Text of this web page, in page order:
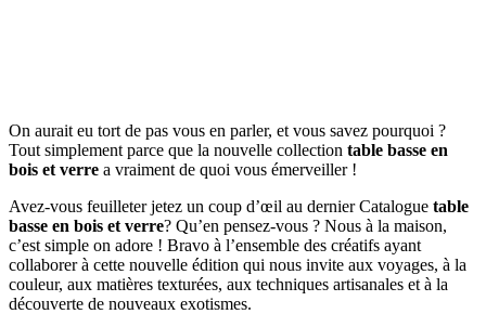
On aurait eu tort de pas vous en parler, et vous savez pourquoi ?
Tout simplement parce que la nouvelle collection table basse en
bois et verre a vraiment de quoi vous émerveiller !
Avez-vous feuilleter jetez un coup d’œil au dernier Catalogue table
basse en bois et verre? Qu’en pensez-vous ? Nous à la maison,
c’est simple on adore ! Bravo à l’ensemble des créatifs ayant
collaborer à cette nouvelle édition qui nous invite aux voyages, à la
couleur, aux matières texturées, aux techniques artisanales et à la
découverte de nouveaux exotismes.